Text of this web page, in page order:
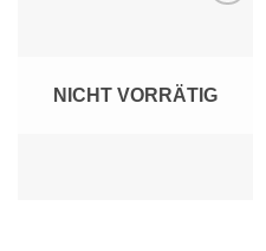
NICHT VORRÄTIG